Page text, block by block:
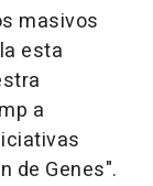
masivos
esta
a
de Genes".